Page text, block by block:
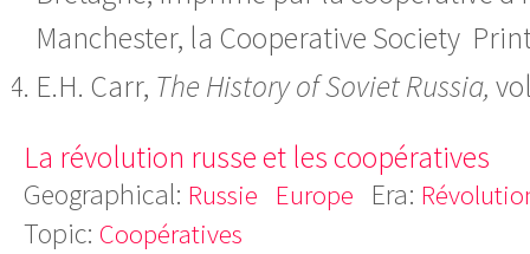
Manchester, la Cooperative Society
E.H. Carr, The History of Soviet Russia,
La révolution russe et les coopératives
Geographical: Russie Europe Era:
Topic: Coopératives